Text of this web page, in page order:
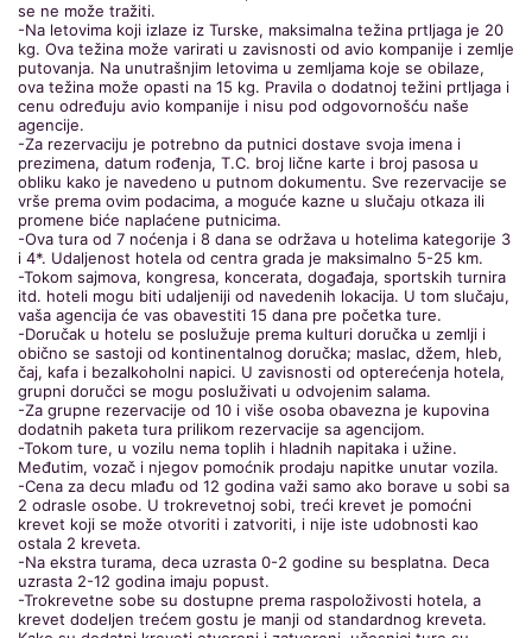
se ne može tražiti.
-Na letovima koji izlaze iz Turske, maksimalna težina prtljaga je 20
kg. Ova težina može varirati u zavisnosti od avio kompanije i zemlje
putovanja. Na unutrašnjim letovima u zemljama koje se obilaze,
ova težina može opasti na 15 kg. Pravila o dodatnoj težini prtljaga i
cenu određuju avio kompanije i nisu pod odgovornošću naše
agencije.
-Za rezervaciju je potrebno da putnici dostave svoja imena i
prezimena, datum rođenja, T.C. broj lične karte i broj pasosa u
obliku kako je navedeno u putnom dokumentu. Sve rezervacije se
vrše prema ovim podacima, a moguće kazne u slučaju otkaza ili
promene biće naplaćene putnicima.
-Ova tura od 7 noćenja i 8 dana se održava u hotelima kategorije 3
i 4*. Udaljenost hotela od centra grada je maksimalno 5-25 km.
-Tokom sajmova, kongresa, koncerata, događaja, sportskih turnira
itd. hoteli mogu biti udaljeniji od navedenih lokacija. U tom slučaju,
vaša agencija će vas obavestiti 15 dana pre početka ture.
-Doručak u hotelu se poslužuje prema kulturi doručka u zemlji i
obično se sastoji od kontinentalnog doručka; maslac, džem, hleb,
čaj, kafa i bezalkoholni napici. U zavisnosti od opterećenja hotela,
grupni doručci se mogu posluživati u odvojenim salama.
-Za grupne rezervacije od 10 i više osoba obavezna je kupovina
dodatnih paketa tura prilikom rezervacije sa agencijom.
-Tokom ture, u vozilu nema toplih i hladnih napitaka i užine.
Međutim, vozač i njegov pomoćnik prodaju napitke unutar vozila.
-Cena za decu mlađu od 12 godina važi samo ako borave u sobi sa
2 odrasle osobe. U trokrevetnoj sobi, treći krevet je pomoćni
krevet koji se može otvoriti i zatvoriti, i nije iste udobnosti kao
ostala 2 kreveta.
-Na ekstra turama, deca uzrasta 0-2 godine su besplatna. Deca
uzrasta 2-12 godina imaju popust.
-Trokrevetne sobe su dostupne prema raspoloživosti hotela, a
krevet dodeljen trećem gostu je manji od standardnog kreveta.